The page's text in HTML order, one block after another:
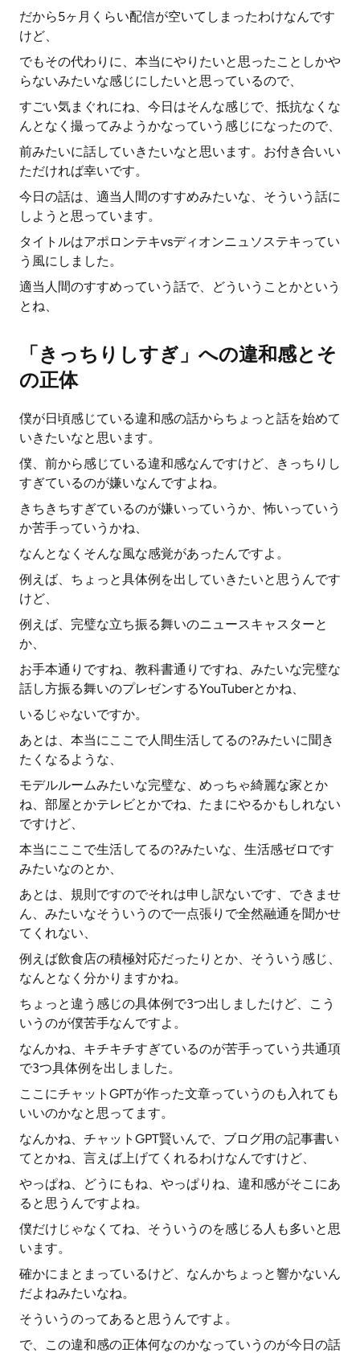
だから5ヶ月くらい配信が空いてしまったわけなんです
けど、
でもその代わりに、本当にやりたいと思ったことしかや
らないみたいな感じにしたいと思っているので、
すごい気まぐれにね、今日はそんな感じで、抵抗なくな
んとなく撮ってみようかなっていう感じになったので、
前みたいに話していきたいなと思います。お付き合いい
ただければ幸いです。
今日の話は、適当人間のすすめみたいな、そういう話に
しようと思っています。
タイトルはアポロンテキvsディオンニュソステキってい
う風にしました。
適当人間のすすめっていう話で、どういうことかという
とね、
「きっちりしすぎ」への違和感とそ
の正体
僕が日頃感じている違和感の話からちょっと話を始めて
いきたいなと思います。
僕、前から感じている違和感なんですけど、きっちりし
すぎているのが嫌いなんですよね。
きちきちすぎているのが嫌いっていうか、怖いっていう
か苦手っていうかね、
なんとなくそんな風な感覚があったんですよ。
例えば、ちょっと具体例を出していきたいと思うんです
けど、
例えば、完璧な立ち振る舞いのニュースキャスターと
か、
お手本通りですね、教科書通りですね、みたいな完璧な
話し方振る舞いのプレゼンするYouTuberとかね、
いるじゃないですか。
あとは、本当にここで人間生活してるの?みたいに聞き
たくなるような、
モデルルームみたいな完璧な、めっちゃ綺麗な家とか
ね、部屋とかテレビとかでね、たまにやるかもしれない
ですけど、
本当にここで生活してるの?みたいな、生活感ゼロです
みたいなのとか、
あとは、規則ですのでそれは申し訳ないです、できませ
ん、みたいなそういうので一点張りで全然融通を聞かせ
てくれない、
例えば飲食店の積極対応だったりとか、そういう感じ、
なんとなく分かりますかね。
ちょっと違う感じの具体例で3つ出しましたけど、こう
いうのが僕苦手なんですよ。
なんかね、キチキチすぎているのが苦手っていう共通項
で3つ具体例を出しました。
ここにチャットGPTが作った文章っていうのも入れても
いいのかなと思ってます。
なんかね、チャットGPT賢いんで、ブログ用の記事書い
てとかね、言えば上げてくれるわけなんですけど、
やっぱね、どうにもね、やっぱりね、違和感がそこにあ
ると思うんですよね。
僕だけじゃなくてね、そういうのを感じる人も多いと思
います。
確かにまとまっているけど、なんかちょっと響かないん
だよねみたいなね。
そういうのってあると思うんですよ。
で、この違和感の正体何なのかなっていうのが今日の話